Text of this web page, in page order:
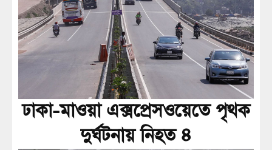
ঢাকা-মাওয়া এক্সপ্রেসওয়েতে পৃথক
দুর্ঘটনায় নিহত ৪